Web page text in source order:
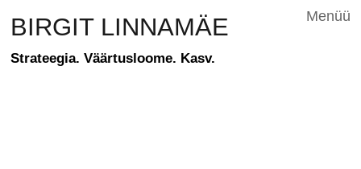
BIRGIT LINNAMÄE
Strateegia. Väärtusloome. Kasv.
Menüü